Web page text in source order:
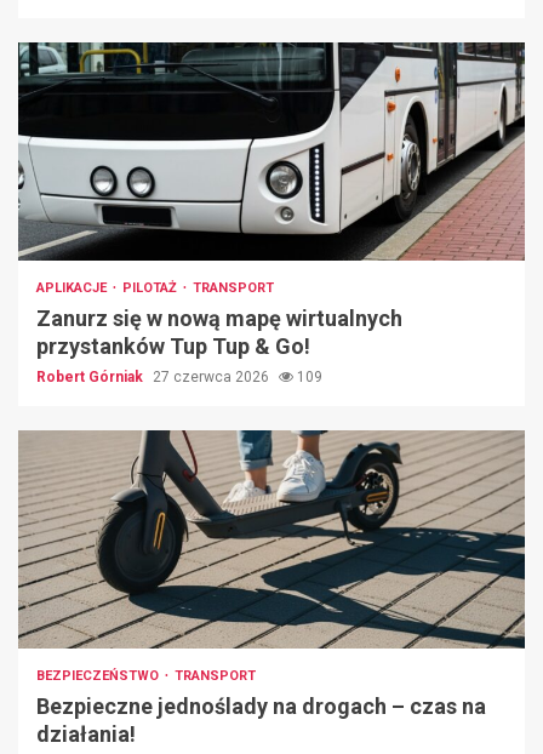
APLIKACJE PILOTAŻ TRANSPORT
Zanurz się w nową mapę wirtualnych
przystanków Tup Tup & Go!
Robert Górniak 27 czerwca 2026 109
BEZPIECZEŃSTWO TRANSPORT
Bezpieczne jednoślady na drogach – czas na
działania!